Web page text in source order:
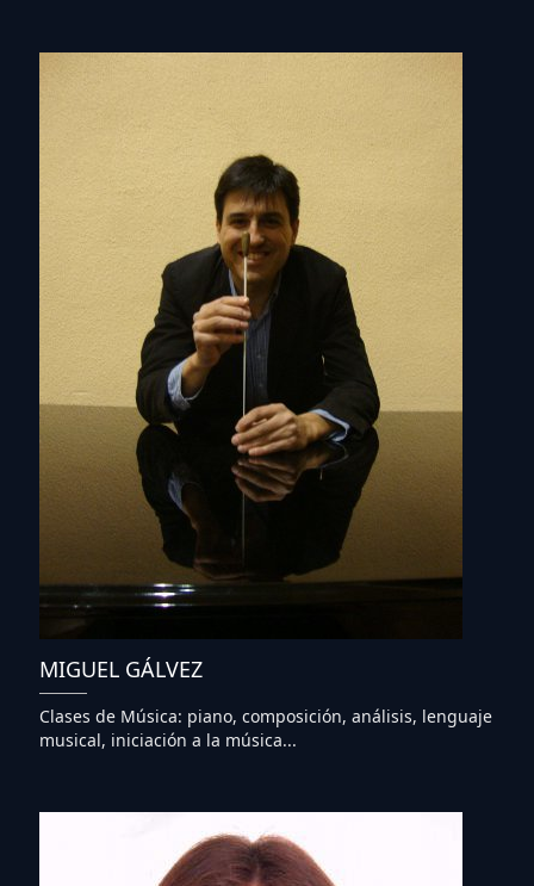
MIGUEL GÁLVEZ
Clases de Música: piano, composición, análisis, lenguaje
musical, iniciación a la música...